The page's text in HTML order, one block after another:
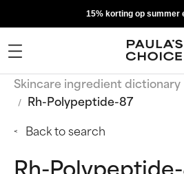
15% korting op summer
Skincare ingredient dictionary
Rh-Polypeptide-87
Back to search
Rh-